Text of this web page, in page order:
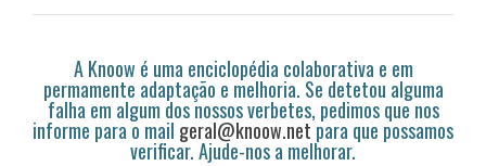
A Knoow é uma enciclopédia colaborativa e em
permamente adaptação e melhoria. Se detetou alguma
falha em algum dos nossos verbetes, pedimos que nos
informe para o mail geral@knoow.netpara que possamos
verificar. Ajude-nos a melhorar.